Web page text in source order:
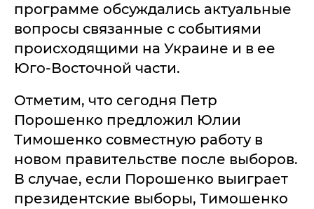
программе обсуждались актуальные
вопросы связанные с событиями
происходящими на Украине и в ее
Юго-Восточной части.
Отметим, что сегодня Петр
Порошенко предложил Юлии
Тимошенко совместную работу в
новом правительстве после выборов.
В случае, если Порошенко выиграет
президентские выборы, Тимошенко